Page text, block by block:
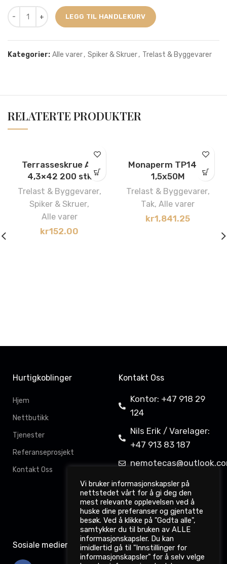
LEGG TIL HANDLEKURV
Kategorier: Alle varer, Spiker & Skruer, Trelast & Byggevarer
RELATERTE PRODUKTER
Terrasseskrue A4
4,3×42 200 stk
Trelast & Byggevarer,
Spiker & Skruer,
Alle varer
kr152.00
Monaperm TP140R
1,5x50M
Trelast & Byggevarer,
Tak, Alle varer
kr1,841.25
Hurtigkoblinger
Hjem
Nettbutikk
Tjenester
Referanseprosjekt
Kontakt Oss
Kontakt Oss
Kontor: +47 918 29
124
Nils Erik / Varelager:
+47 913 83 187
Davit Gahkkorluodda
11,
9522 Kautokeino
Sosiale medier
Vi bruker informasjonskapsler på
nettstedet vårt for å gi deg den
mest relevante opplevelsen ved å
huske dine preferanser og gjentatte
besøk. Ved å klikke på "Godta alle",
samtykker du til bruken av ALLE
informasjonskapsler. Du kan
imidlertid gå til "Innstillinger for
informasjonskapsler" for å selv velge